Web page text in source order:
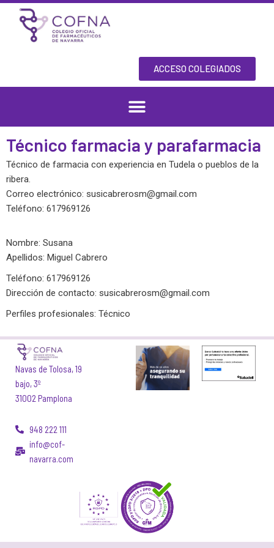
Skip
content
ACCESO COLEGIADOS
Técnico farmacia y parafarmacia
Técnico de farmacia con experiencia en Tudela o pueblos de la
ribera.
Correo electrónico: susicabrerosm@gmail.com
Teléfono: 617969126
Nombre: Susana
Apellidos: Miguel Cabrero
Teléfono: 617969126
Dirección de contacto: susicabrerosm@gmail.com
Perfiles profesionales: Técnico
Navas de Tolosa, 19
bajo, 3º
31002 Pamplona
948 222 111
info@cof-
navarra.com